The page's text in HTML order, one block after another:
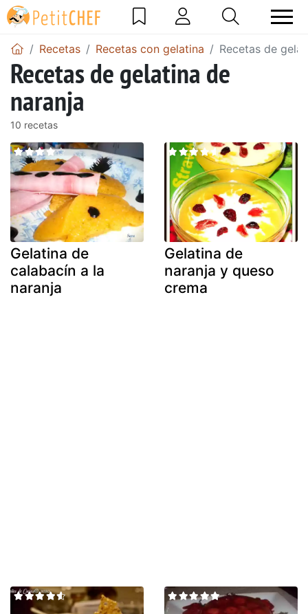
Recetas Recetas con gelatina Recetas de
Recetas de gelatina de
naranja
10 recetas
Gelatina de
calabacín a la
naranja
Gelatina de
naranja y queso
crema